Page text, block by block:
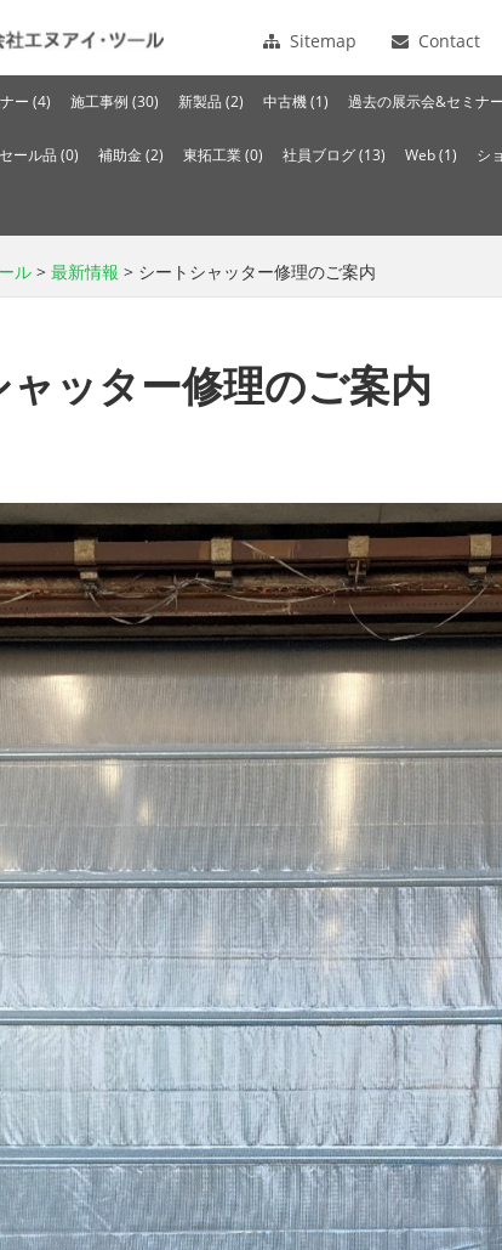
Sitemap Contact
ー (4) 施工事例 (30) 新製品 (2) 中古機 (1) 過去の展示会&セミナ
セール品 (0) 補助金 (2) 東拓工業 (0) 社員ブログ (13) Web (1) シ
ル >最新情報 > シートシャッター修理のご案内
ャッター修理のご案内